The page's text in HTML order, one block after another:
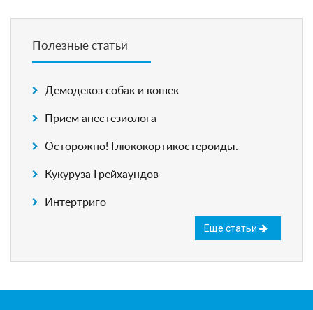
Полезные статьи
Демодекоз собак и кошек
Прием анестезиолога
Осторожно! Глюкокортикостероиды.
Кукуруза Грейхаундов
Интертриго
Еще статьи